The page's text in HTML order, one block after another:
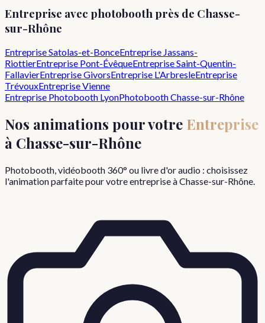
Entreprise avec photobooth près de Chasse-
sur-Rhône
EntrepriseSatolas-et-BonceEntreprise Jassans-
RiottierEntreprise Pont-ÉvêqueEntrepriseSaint-Quentin-
FallavierEntrepriseGivorsEntreprise L'ArbresleEntreprise
TrévouxEntrepriseVienne
Entreprise Photobooth LyonPhotoboothChasse-sur-Rhône
Nos animations pour votre Entreprise
à Chasse-sur-Rhône
Photobooth, vidéobooth 360° ou livre d'or audio : choisissez
l'animation parfaite pour votreentrepriseàChasse-sur-Rhône.